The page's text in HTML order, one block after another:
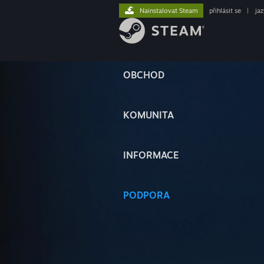
OBCHOD
KOMUNITA
INFORMACE
PODPORA
Nainstalovat Steam přihlásit se